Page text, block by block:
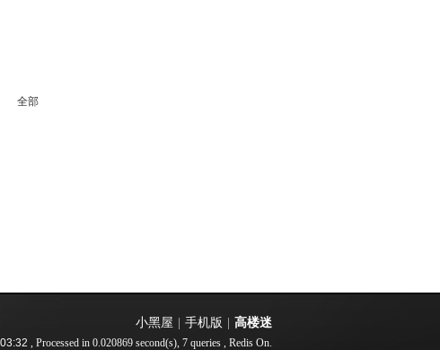
全部
小黑屋 手机版 高楼迷
, Processed in 0.020869 second(s), 7 queries , Redis On.